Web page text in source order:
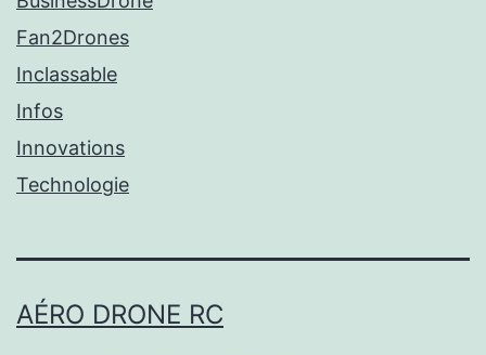
Fan2Drones
Inclassable
Infos
Innovations
Technologie
AÉRO DRONE RC